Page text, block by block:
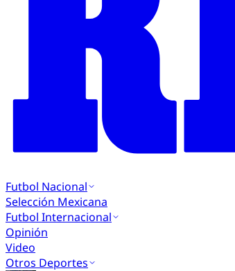
Futbol Nacional
Selección Mexicana
Futbol Internacional
Opinión
Video
Otros Deportes